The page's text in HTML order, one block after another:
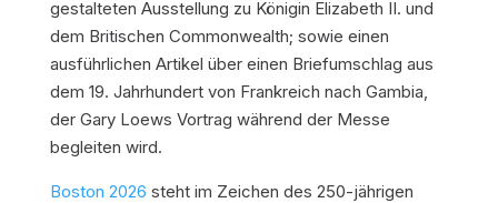
gestalteten Ausstellung zu Königin Elizabeth II. und
dem Britischen Commonwealth; sowie einen
ausführlichen Artikel über einen Briefumschlag aus
dem 19. Jahrhundert von Frankreich nach Gambia,
der Gary Loews Vortrag während der Messe
begleiten wird.
Boston 2026 steht im Zeichen des 250-jährigen